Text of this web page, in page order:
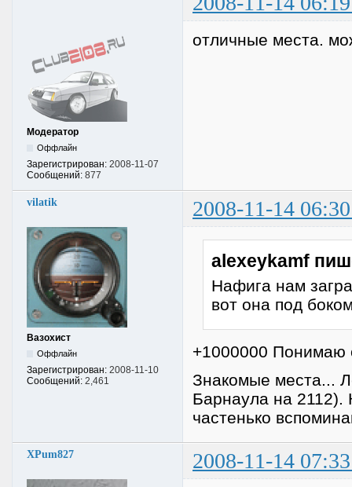
Модератор
Оффлайн
Зарегистрирован: 2008-11-07
Сообщений: 877
отличные места.
vilatik 2008-11-14
Вазохист
Оффлайн
Зарегистрирован: 2008-11-10
Сообщений: 2,461
alexeykamf
Нафига нам
вот она под
+1000000 Понимаю
Знакомые места...
Барнаула на 2112).
частенько
XPum827 2008-11-14